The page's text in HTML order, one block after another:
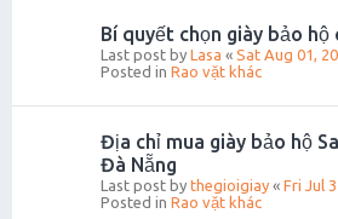
Bí quyết chọn giày bảo hộ
Last post by Lasa « Sat Aug 01,
Posted in Rao vặt khác
Địa chỉ mua giày bảo hộ
Đà Nẵng
Last post by thegioigiay « Fri Jul
Posted in Rao vặt khác